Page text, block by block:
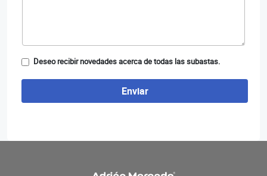
Deseo recibir novedades acerca de todas las subastas.
Enviar